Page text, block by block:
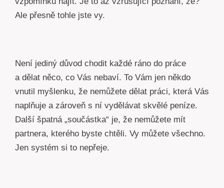
Ale přesně tohle jste vy.
Není jediný důvod chodit každé ráno do práce
a dělat něco, co Vás nebaví. To Vám jen někdo
vnutil myšlenku, že nemůžete dělat práci, která Vás
naplňuje a zároveň s ní vydělávat skvělé peníze.
Další špatná „součástka“ je, že nemůžete mít
partnera, kterého byste chtěli. Vy můžete všechno.
Jen systém si to nepřeje.